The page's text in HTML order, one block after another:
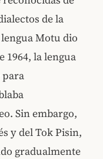
de la
Motu dio
1964, la lengua
para
Sin embargo,
y del Tok Pisin,
gradualmente